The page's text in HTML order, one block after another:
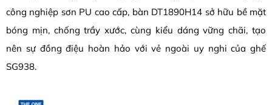
công nghiệp sơn PU cao cấp, bàn DT1890H14 sở hữu bề mặt
bóng mịn, chống trầy xước, cùng kiểu dáng vững chãi, tạo
nên sự đồng điệu hoàn hảo với vẻ ngoài uy nghi của ghế
SG938.